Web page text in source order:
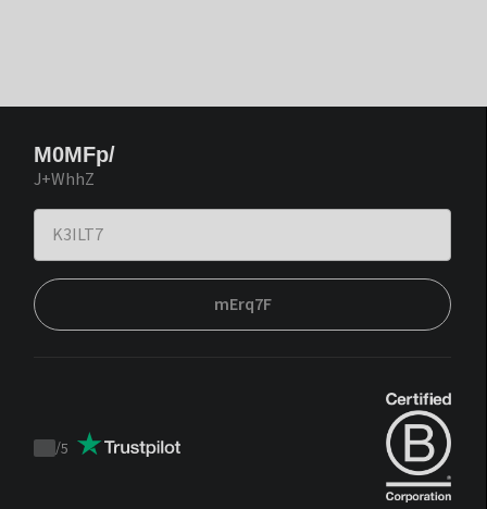
M0MFp/
J+WhhZ
mErq7F
Trustpilot
/5